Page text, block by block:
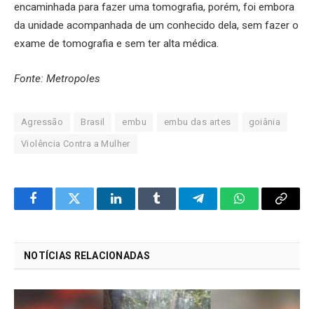
encaminhada para fazer uma tomografia, porém, foi embora
da unidade acompanhada de um conhecido dela, sem fazer o
exame de tomografia e sem ter alta médica.
Fonte: Metropoles
Agressão Brasil embu embu das artes goiânia
Violência Contra a Mulher
FacebookTwitter LinkedInTumblr TelegramWhatsApp
Copy
NOTÍCIAS RELACIONADAS